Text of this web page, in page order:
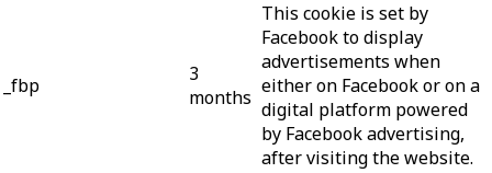
_fbp
3
months
This cookie is set by
Facebook to display
advertisements when
either on Facebook or on a
digital platform powered
by Facebook advertising,
after visiting the website.